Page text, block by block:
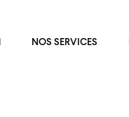
NOS SERVICES